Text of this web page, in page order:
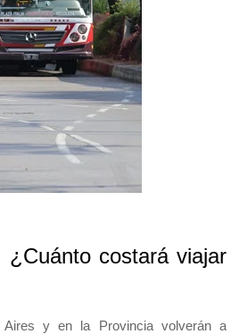
costará viajar
y en la Provincia volverán a